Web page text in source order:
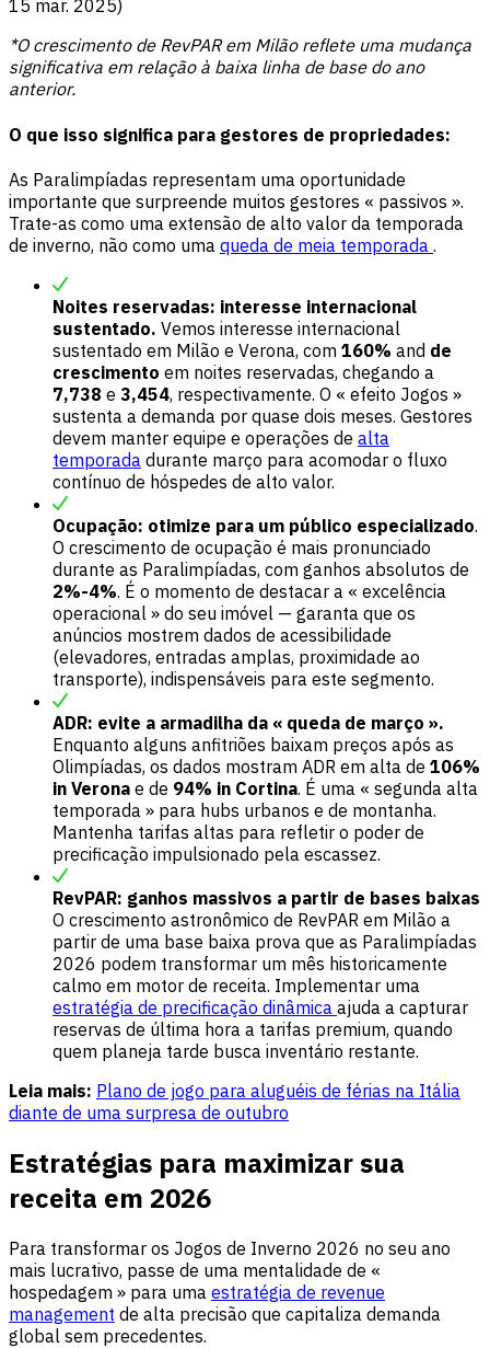
15 mar. 2025)
*O crescimento de RevPAR em Milão reflete uma mudança
significativa em relação à baixa linha de base do ano
anterior.
O que isso significa para gestores de propriedades:
As Paralimpíadas representam uma oportunidade
importante que surpreende muitos gestores « passivos ».
Trate-as como uma extensão de alto valor da temporada
de inverno, não como uma queda de meia temporada .
Noites reservadas: interesse internacional
sustentado. Vemos interesse internacional
sustentado em Milão e Verona, com 160% and de
crescimento em noites reservadas, chegando a
7,738 e 3,454, respectivamente. O « efeito Jogos »
sustenta a demanda por quase dois meses. Gestores
devem manter equipe e operações de alta
temporada durante março para acomodar o fluxo
contínuo de hóspedes de alto valor.
Ocupação: otimize para um público especializado.
O crescimento de ocupação é mais pronunciado
durante as Paralimpíadas, com ganhos absolutos de
2%-4%. É o momento de destacar a « excelência
operacional » do seu imóvel — garanta que os
anúncios mostrem dados de acessibilidade
(elevadores, entradas amplas, proximidade ao
transporte), indispensáveis para este segmento.
ADR: evite a armadilha da « queda de março ».
Enquanto alguns anfitriões baixam preços após as
Olimpíadas, os dados mostram ADR em alta de 106%
in Verona e de 94% in Cortina. É uma « segunda alta
temporada » para hubs urbanos e de montanha.
Mantenha tarifas altas para refletir o poder de
precificação impulsionado pela escassez.
RevPAR: ganhos massivos a partir de bases baixas
O crescimento astronômico de RevPAR em Milão a
partir de uma base baixa prova que as Paralimpíadas
2026 podem transformar um mês historicamente
calmo em motor de receita. Implementar uma
estratégia de precificação dinâmica ajuda a capturar
reservas de última hora a tarifas premium, quando
quem planeja tarde busca inventário restante.
Leia mais: Plano de jogo para aluguéis de férias na Itália
diante de uma surpresa de outubro
Estratégias para maximizar sua
receita em 2026
Para transformar os Jogos de Inverno 2026 no seu ano
mais lucrativo, passe de uma mentalidade de «
hospedagem » para uma estratégia de revenue
management de alta precisão que capitaliza demanda
global sem precedentes.